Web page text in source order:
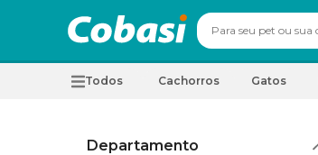
Todos Cachorros Gatos
Departamento